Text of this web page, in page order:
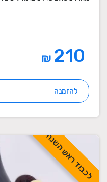
₪
להזמנה
לכבוד ראש השנה